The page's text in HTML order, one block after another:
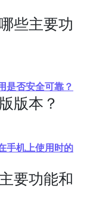
些主要功
是否安全可靠？
版本？
手机上使用时的
要功能和